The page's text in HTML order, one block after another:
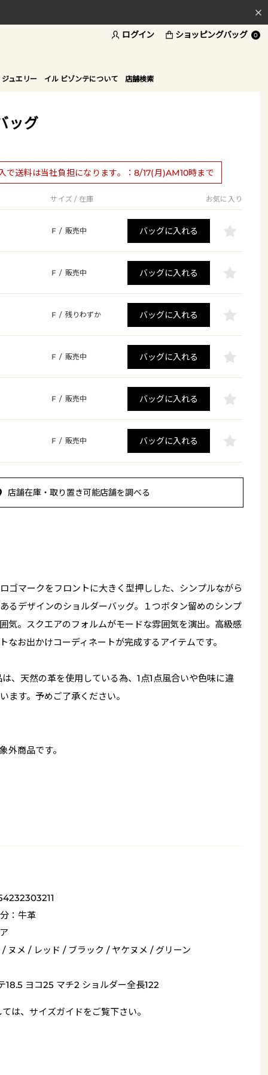
ログイン ショッピングバッグ 0
ュエリー イル ビゾンテについて 店舗検索
ッグ
で送料は当社負担になります。：8/17(月)AM10時まで
サイズ / 在庫 お気に入り
F / 販売中 バッグに入れる
F / 販売中 バッグに入れる
F / 残りわずか バッグに入れる
F / 販売中 バッグに入れる
F / 販売中 バッグに入れる
F / 販売中 バッグに入れる
店舗在庫・取り置き可能店舗を調べる
ゴマークをフロントに大きく型押しした、シンプルながら
るデザインのショルダーバッグ。１つボタン留めのシンプ
気。スクエアのフォルムがモードな雰囲気を演出。高級感
なお出かけコーディネートが完成するアイテムです。
、天然の革を使用している為、1点1点風合いや色味に違
ます。予めご了承ください。
外商品です。
：牛革
/ ヌメ / レッド / ブラック / ヤケヌメ / グリーン
18.5 ヨコ25 マチ2 ショルダー全長122
は、 サイズガイドをご覧下さい。